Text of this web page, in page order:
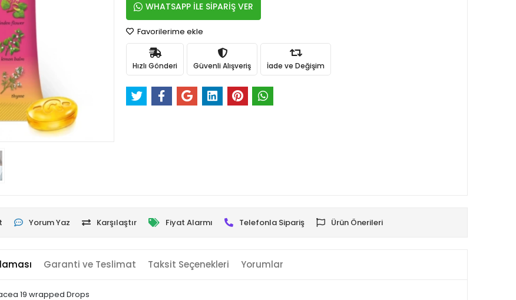
WHATSAPP İLE SİPARİŞ VER
Favorilerime ekle
Hızlı Gönderi Güvenli Alışveriş İade ve Değişim
Yorum Yaz Karşılaştır Fiyat Alarmı Telefonla Sipariş Ürün Önerileri
Garanti ve Teslimat Taksit Seçenekleri Yorumlar
19 wrapped Drops